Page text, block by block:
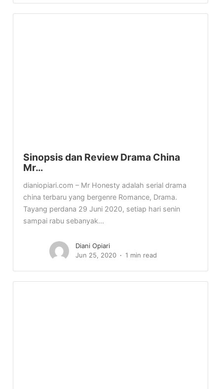
Sinopsis dan Review Drama China
Mr…
dianiopiari.com – Mr Honesty adalah serial drama
china terbaru yang bergenre Romance, Drama.
Tayang perdana 29 Juni 2020, setiap hari senin
sampai rabu sebanyak...
Diani Opiari
Jun 25, 2020
1 min read